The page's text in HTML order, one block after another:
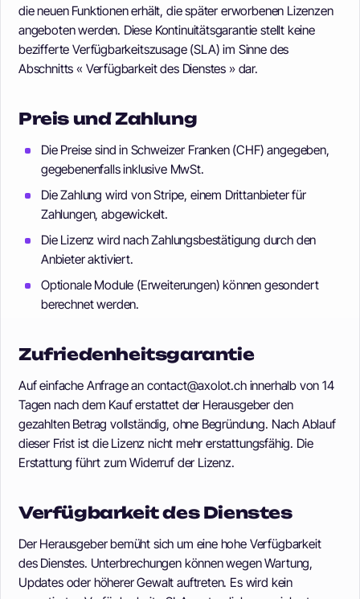
die neuen Funktionen erhält, die später erworbenen Lizenzen
angeboten werden. Diese Kontinuitätsgarantie stellt keine
bezifferte Verfügbarkeitszusage (SLA) im Sinne des
Abschnitts « Verfügbarkeit des Dienstes » dar.
Preis und Zahlung
Die Preise sind in Schweizer Franken (CHF) angegeben,
gegebenenfalls inklusive MwSt.
Die Zahlung wird von Stripe, einem Drittanbieter für
Zahlungen, abgewickelt.
Die Lizenz wird nach Zahlungsbestätigung durch den
Anbieter aktiviert.
Optionale Module (Erweiterungen) können gesondert
berechnet werden.
Zufriedenheitsgarantie
Auf einfache Anfrage an contact@axolot.ch innerhalb von 14
Tagen nach dem Kauf erstattet der Herausgeber den
gezahlten Betrag vollständig, ohne Begründung. Nach Ablauf
dieser Frist ist die Lizenz nicht mehr erstattungsfähig. Die
Erstattung führt zum Widerruf der Lizenz.
Verfügbarkeit des Dienstes
Der Herausgeber bemüht sich um eine hohe Verfügbarkeit
des Dienstes. Unterbrechungen können wegen Wartung,
Updates oder höherer Gewalt auftreten. Es wird kein